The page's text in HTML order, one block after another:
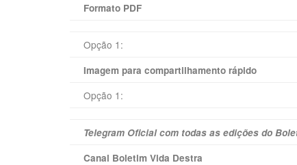
Formato PDF
Opção 1:
Imagem para compartilhamento rápido
Opção 1:
Telegram Oficial com todas as edições do
Canal Boletim Vida Destra